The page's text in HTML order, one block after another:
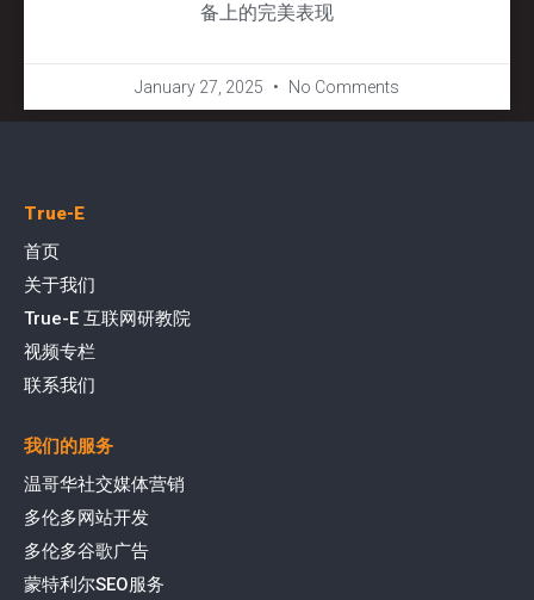
备上的完美表现
January 27, 2025 No Comments
True-E
首页
关于我们
True-E 互联网研教院
视频专栏
联系我们
我们的服务
温哥华社交媒体营销
多伦多网站开发
多伦多谷歌广告
蒙特利尔SEO服务